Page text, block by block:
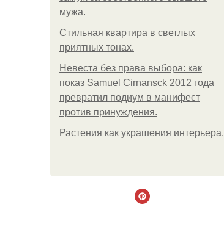
мужа.
Стильная квартира в светлых
приятных тонах.
Невеста без права выбора: как
показ Samuel Cirnansck 2012 года
превратил подиум в манифест
против принуждения.
Растения как украшения интерьера.